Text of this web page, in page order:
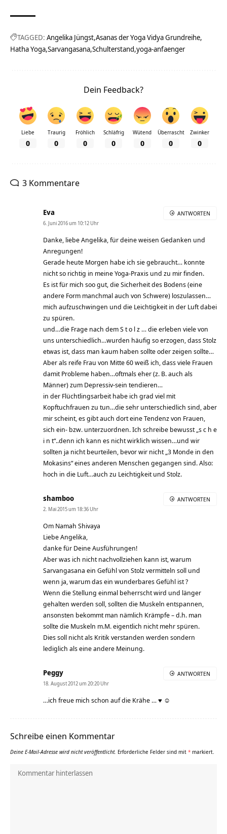
TAGGED: Angelika Jüngst Asanas der Yoga Vidya Grundreihe
Hatha Yoga Sarvangasana Schulterstand yoga-anfaenger
Dein Feedback?
Liebe
0
Traurig
0
Fröhlich
0
Schläfrig
0
Wütend
0
Überrascht
0
Zwinker
0
3 Kommentare
Eva
6. Juni 2016 um 10:12 Uhr
Danke, liebe Angelika, für deine weisen Gedanken und
Anregungen!
Gerade heute Morgen habe ich sie gebraucht… konnte
nicht so richtig in meine Yoga-Praxis und zu mir finden.
Es ist für mich soo gut, die Sicherheit des Bodens (eine
andere Form manchmal auch von Schwere) loszulassen…
mich aufzuschwingen und die Leichtigkeit in der Luft dabei
zu spüren.
und…die Frage nach dem S t o l z … die erleben viele von
uns unterschiedlich…wurden häufig so erzogen, dass Stolz
etwas ist, dass man kaum haben sollte oder zeigen sollte…
Aber als reife Frau von Mitte 60 weiß ich, dass viele Frauen
damit Probleme haben…oftmals eher (z. B. auch als
Männer) zum Depressiv-sein tendieren…
in der Flüchtlingsarbeit habe ich grad viel mit
Kopftuchfrauen zu tun…die sehr unterschiedlich sind, aber
mir scheint, es gibt auch dort eine Tendenz von Frauen,
sich ein- bzw. unterzuordnen. Ich schreibe bewusst „s c h e
i n t“..denn ich kann es nicht wirklich wissen…und wir
sollten ja nicht beurteilen, bevor wir nicht „3 Monde in den
Mokasins“ eines anderen Menschen gegangen sind. Also:
hoch in die Luft…auch zu Leichtigkeit und Stolz.
ANTWORTEN
shamboo
2. Mai 2015 um 18:36 Uhr
Om Namah Shivaya
Liebe Angelika,
danke für Deine Ausführungen!
Aber was ich nicht nachvollziehen kann ist, warum
Sarvangasana ein Gefühl von Stolz vermitteln soll und
wenn ja, warum das ein wunderbares Gefühl ist ?
Wenn die Stellung einmal beherrscht wird und länger
gehalten werden soll, sollten die Muskeln entspannen,
ansonsten bekommt man nämlich Krämpfe – d.h. man
sollte die Muskeln m.M. eigentlich nicht mehr spüren.
Dies soll nicht als Kritik verstanden werden sondern
lediglich als eine andere Meinung.
ANTWORTEN
Peggy
18. August 2012 um 20:20 Uhr
…ich freue mich schon auf die Krähe … ♥ ☺
ANTWORTEN
Schreibe einen Kommentar
Deine E-Mail-Adresse wird nicht veröffentlicht. Erforderliche Felder sind mit * markiert.